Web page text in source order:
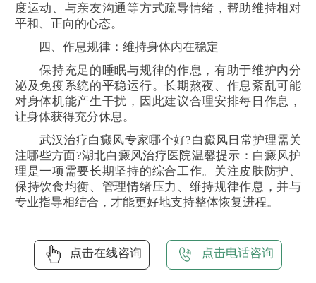
度运动、与亲友沟通等方式疏导情绪，帮助维持相对
平和、正向的心态。
四、作息规律：维持身体内在稳定
保持充足的睡眠与规律的作息，有助于维护内分
泌及免疫系统的平稳运行。长期熬夜、作息紊乱可能
对身体机能产生干扰，因此建议合理安排每日作息，
让身体获得充分休息。
武汉治疗白癜风专家哪个好?白癜风日常护理需关
注哪些方面?湖北白癜风治疗医院温馨提示：白癜风护
理是一项需要长期坚持的综合工作。关注皮肤防护、
保持饮食均衡、管理情绪压力、维持规律作息，并与
专业指导相结合，才能更好地支持整体恢复进程。
点击在线咨询 点击电话咨询